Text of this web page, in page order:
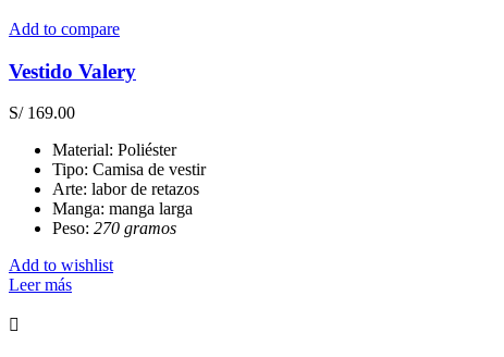
elegir
en
la
página
de
Add to compare
Vestido Valery
S/169.00
Material: Poliéster
Tipo: Camisa de vestir
Arte: labor de retazos
Manga: manga larga
Peso: 270 gramos
Add to wishlist
Leer más